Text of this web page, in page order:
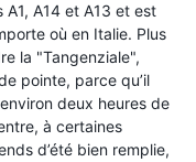
A14 et A13 et est
où en Italie. Plus
la "Tangenziale",
pointe, parce qu’il
deux heures de
à certaines
d’été bien remplie,